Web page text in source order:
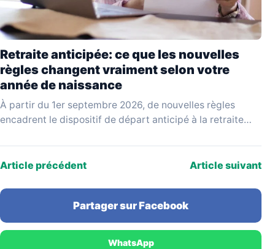
Retraite anticipée: ce que les nouvelles
règles changent vraiment selon votre
année de naissance
À partir du 1er septembre 2026, de nouvelles règles
encadrent le dispositif de départ anticipé à la retraite
Article précédent Article suivant
Partager sur Facebook
WhatsApp